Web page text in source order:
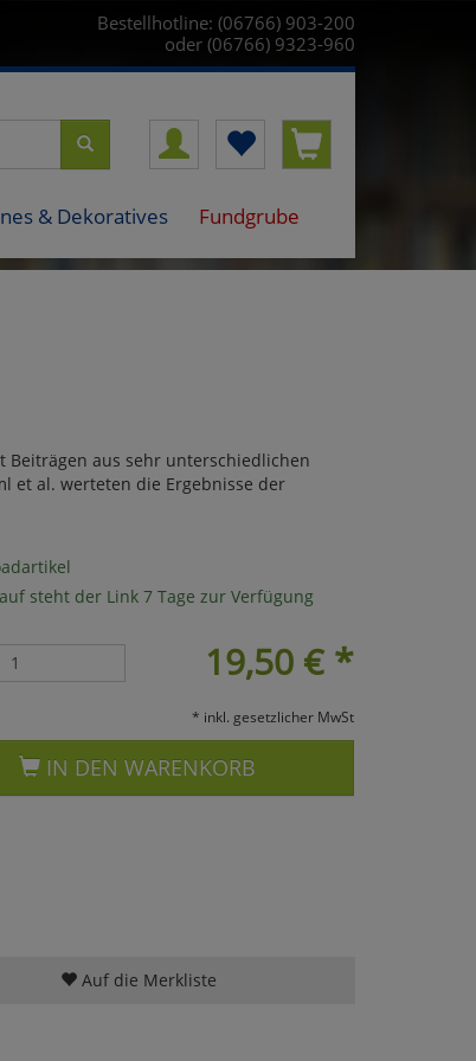
Bestellhotline: (06766) 903-200
oder (06766) 9323-960
& Dekoratives Fundgrube
Beiträgen aus sehr unterschiedlichen
et al. werteten die Ergebnisse der
steht der Link 7 Tage zur Verfügung
19,50 €*
* inkl. gesetzlicher MwSt
IN DEN WARENKORB
Auf die Merkliste